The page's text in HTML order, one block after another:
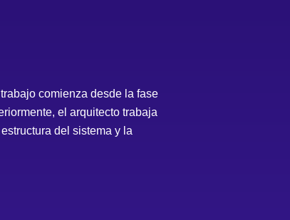
comienza desde la fase
el arquitecto trabaja
del sistema y la